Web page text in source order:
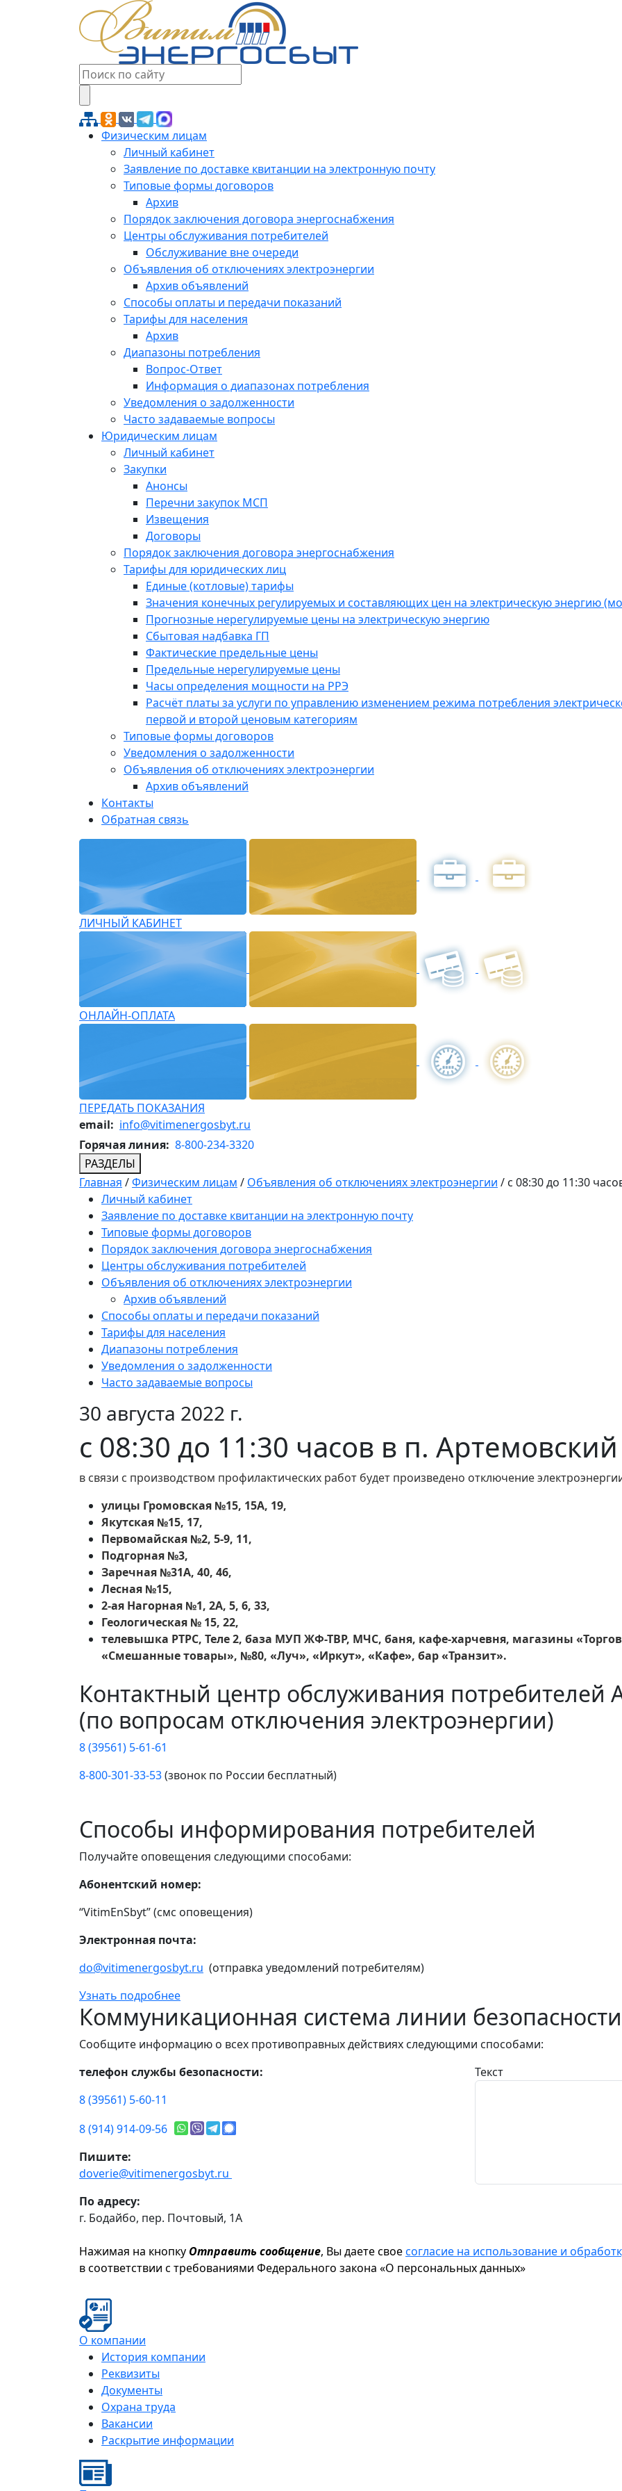
Физическим лицам
Личный кабинет
Заявление по доставке квитанции на электронную почту
Типовые формы договоров
Архив
Порядок заключения договора энергоснабжения
Центры обслуживания потребителей
Обслуживание вне очереди
Объявления об отключениях электроэнергии
Архив объявлений
Способы оплаты и передачи показаний
Тарифы для населения
Архив
Диапазоны потребления
Вопрос-Ответ
Информация о диапазонах потребления
Уведомления о задолженности
Часто задаваемые вопросы
Юридическим лицам
Личный кабинет
Закупки
Анонсы
Перечни закупок МСП
Извещения
Договоры
Порядок заключения договора энергоснабжения
Тарифы для юридических лиц
Единые (котловые) тарифы
Значения конечных регулируемых и составляющих цен на электрическую энергию
Прогнозные нерегулируемые цены на электрическую энергию
Сбытовая надбавка ГП
Фактические предельные цены
Предельные нерегулируемые цены
Часы определения мощности на РРЭ
Расчёт платы за услуги по управлению изменением режима потребления
первой и второй ценовым категориям
Типовые формы договоров
Уведомления о задолженности
Объявления об отключениях электроэнергии
Архив объявлений
Контакты
Обратная связь
ЛИЧНЫЙ КАБИНЕТ
ОНЛАЙН-ОПЛАТА
ПЕРЕДАТЬ ПОКАЗАНИЯ
email: info@vitimenergosbyt.ru
Горячая линия: 8-800-234-3320
РАЗДЕЛЫ
Главная /Физическим лицам / Объявления об отключениях электроэнергии / с 08:30 до 11:30
Личный кабинет
Заявление по доставке квитанции на электронную почту
Типовые формы договоров
Порядок заключения договора энергоснабжения
Центры обслуживания потребителей
Объявления об отключениях электроэнергии
Архив объявлений
Способы оплаты и передачи показаний
Тарифы для населения
Диапазоны потребления
Уведомления о задолженности
Часто задаваемые вопросы
30 августа 2022 г.
с 08:30 до 11:30 часов в п. Артемовский
в связи с производством профилактических работ будет произведено отключение
улицы Громовская №15, 15А, 19,
Якутская №15, 17,
Первомайская №2, 5-9, 11,
Подгорная №3,
Заречная №31А, 40, 46,
Лесная №15,
2-ая Нагорная №1, 2А, 5, 6, 33,
Геологическая № 15, 22,
телевышка РТРС, Теле 2, база МУП ЖФ-ТВР, МЧС, баня, кафе-харчевня, магазины
«Смешанные товары», №80, «Луч», «Иркут», «Кафе», бар «Транзит».
Контактный центр обслуживания потребителей
(по вопросам отключения электроэнергии)
8 (39561) 5-61-61
8-800-301-33-53(звонок по России бесплатный)
Способы информирования потребителей
Получайте оповещения следующими способами:
Абонентский номер:
“VitimEnSbyt” (смс оповещения)
Электронная почта:
do@vitimenergosbyt.ru (отправка уведомлений потребителям)
Узнать подробнее
Коммуникационная система линии безопасности
Сообщите информацию о всех противоправных действиях следующими способами:
телефон службы безопасности:
8 (39561) 5-60-11
8 (914) 914-09-56
Пишите:
doverie@vitimenergosbyt.ru
По адресу:
г. Бодайбо, пер. Почтовый, 1А
Текст
Нажимая на кнопку Отправить сообщение, Вы даете своесогласие на использование и
в соответствии с требованиями Федерального закона «О персональных данных»
О компании
История компании
Реквизиты
Документы
Охрана труда
Вакансии
Раскрытие информации